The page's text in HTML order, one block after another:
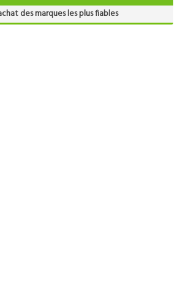
des marques les plus fiables